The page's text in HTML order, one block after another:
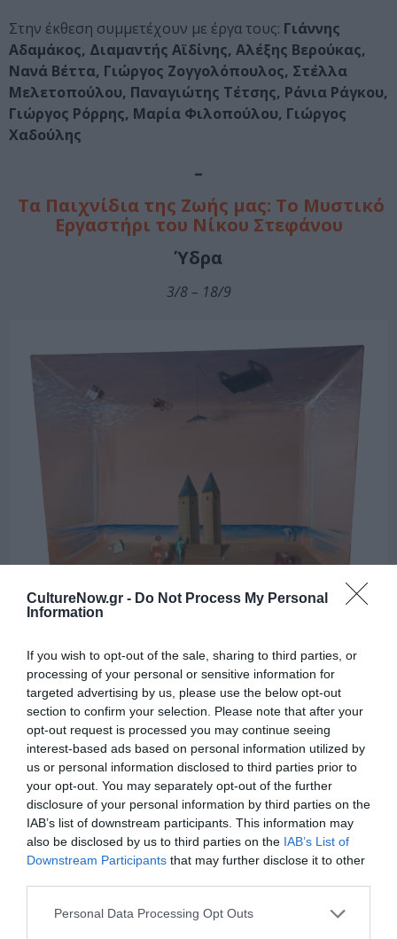
CultureNow.gr - Do Not Process My Personal
Information
If you wish to opt-out of the sale, sharing to third parties, or
processing of your personal or sensitive information for
targeted advertising by us, please use the below opt-out
section to confirm your selection. Please note that after your
opt-out request is processed you may continue seeing
interest-based ads based on personal information utilized by
us or personal information disclosed to third parties prior to
your opt-out. You may separately opt-out of the further
disclosure of your personal information by third parties on the
IAB’s list of downstream participants. This information may
also be disclosed by us to third parties on the IAB’s List of
Downstream Participants that may further disclose it to other
Personal Data Processing Opt Outs
Στην έκθεση συμμετέχουν με έργα τους: Γιάννης
Αδαμάκος, Διαμαντής Αϊδίνης, Αλέξης Βερούκας,
Νανά Βέττα, Γιώργος Ζογγολόπουλος, Στέλλα
Μελετοπούλου, Παναγιώτης Τέτσης, Ράνια Ράγκου,
Γιώργος Ρόρρης, Μαρία Φιλοπούλου, Γιώργος
Χαδούλης
–
Τα Παιχνίδια της Ζωής μας: Το Μυστικό
Εργαστήρι του Νίκου Στεφάνου
Ύδρα
3/8 – 18/9
«Μπάνιο στα Βοτσαλάκια», 2000, κόλλα σε χαρτί
χαρτοκοπτικές και χάρτινα φιγουρίνια του Αλέξη Βερούκα, 170 x
230 cm, συλλογή Φλάβιας Nessi-Γιαζιτζόγλου και Κώστα
Γιαζιτζόγλου
Η Κοινωφελής Επιχείρηση του Δήμου Ύδρας
παρουσιάζει μεγάλο αναδρομικό αφιέρωμα στον
ζωγράφο και σκηνογράφο Νίκο Στεφάνου. Τόσο στην
ζωγραφική όσο και στην σκηνογραφία, ο Νίκος
Στεφάνου ξέρει πως να φτιάχνει, με τα ίδια του τα
χέρια και με απλά υλικά, έναν μαγικό κόσμο για τον
θεατή. Αυτήν την διαχρονική του ικανότητα θα
απολαύσουμε στην Υδρα φέτος το καλοκαίρι.
Το αφιέρωμα που περιλαμβάνει περίπου 40 ζωγραφικά
έργα, ισάριθμες μακέτες σκηνογραφιών, ένα μεγάλο